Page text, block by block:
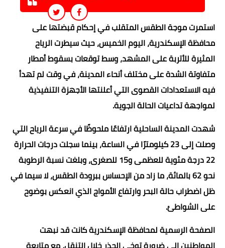
استمرت موجة الطقس المتقلب في إحكام قبضتها على
محافظة الإسكندرية، اليوم الخميس، حيث سيطرت الرياح
المثيرة للأتربة على المشهد، وسط توقعات بسقوط أمطار
متفاوتة الشدة على مختلف أنحاء المدينة، في وقت لم تهدأ
فيه الاستعدادات القصوى التي أعلنتها الأجهزة التنفيذية
لمواجهة تداعيات الحالة الجوية.
شهدت المدينة الساحلية ارتفاعًا ملحوظًا في سرعة الرياح التي
وصلت إلى 23 كيلومترًا في الساعة، بينما سجلت درجات الحرارة
22 درجة مئوية للعظمى و15 للصغرى، وبلغت نسبة الرطوبة
نحو 62 بالمائة، ما زاد من الإحساس ببرودة الطقس، لا سيما في
ظل اضطراب حالة البحر وارتفاع الأمواج الذي انعكس بوضوح
على الشواطئ.
الصفحة الرسمية لمحافظة الإسكندرية كانت قد نبهت